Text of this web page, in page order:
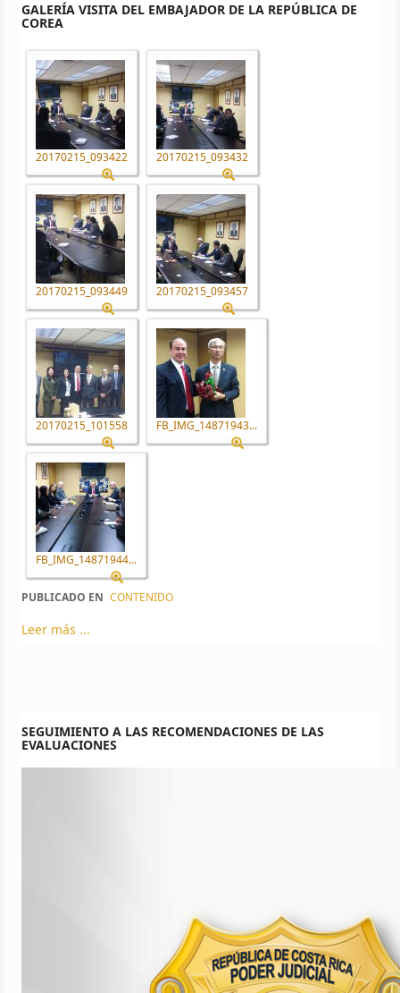
GALERÍA VISITA DEL EMBAJADOR DE LA REPÚBLICA DE
COREA
20170215_093422 20170215_093432
20170215_093449 20170215_093457
20170215_101558 FB_IMG_14871943...
FB_IMG_14871944...
PUBLICADO EN CONTENIDO
Leer más ...
SEGUIMIENTO A LAS RECOMENDACIONES DE LAS
EVALUACIONES